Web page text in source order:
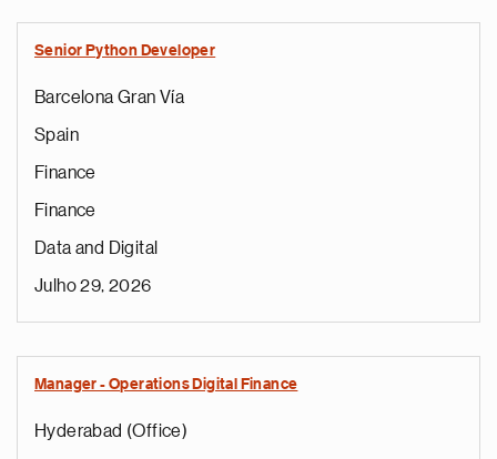
Senior Python Developer
Barcelona Gran Vía
Spain
Finance
Finance
Data and Digital
Julho 29, 2026
Manager - Operations Digital Finance
Hyderabad (Office)